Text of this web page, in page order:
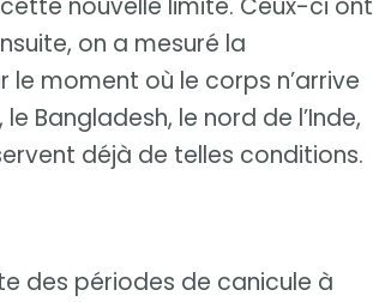
on a mesuré la
moment où le corps n’arrive
Bangladesh, le nord de l’Inde,
déjà de telles conditions.
des périodes de canicule à